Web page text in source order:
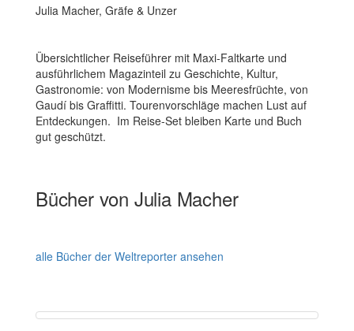
Julia Macher, Gräfe & Unzer
Übersichtlicher Reiseführer mit Maxi-Faltkarte und
ausführlichem Magazinteil zu Geschichte, Kultur,
Gastronomie: von Modernisme bis Meeresfrüchte, von
Gaudí bis Graffitti. Tourenvorschläge machen Lust auf
Entdeckungen. Im Reise-Set bleiben Karte und Buch
gut geschützt.
Bücher von Julia Macher
alle Bücher der Weltreporter ansehen